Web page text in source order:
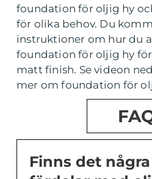
foundation för oljig hy
för olika behov. Du
instruktioner om hur du
foundation för oljig hy
matt finish. Se videon
mer om foundation för
Finns det